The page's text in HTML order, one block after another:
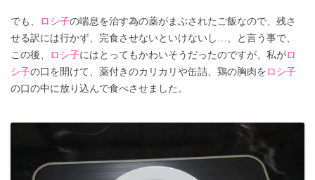
でも、 ロシ子の喘息を治す為の薬がまぶされたご飯なので、残さ
せる訳には行かず、完食させないといけないし…、と言う事で、
この後、
ロシ子にはとってもかわいそうだったのですが、私がロ
シ子の口を開けて、薬付きのカリカリや缶詰、鶏の胸肉を ロシ子
の口の中に放り込んで食べさせました。